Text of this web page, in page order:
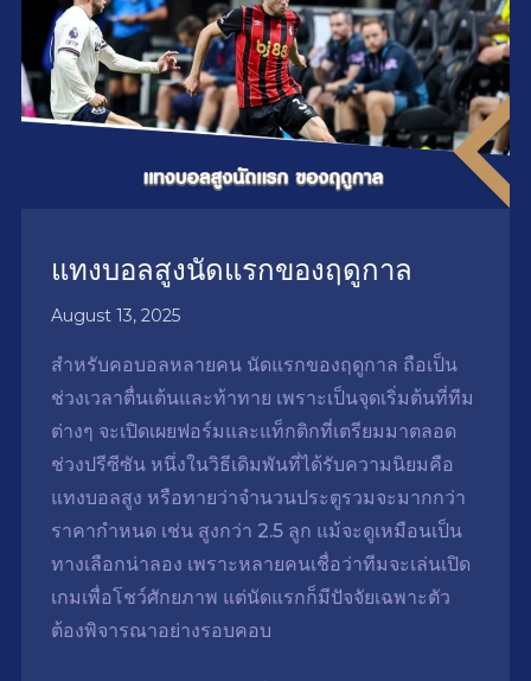
แทงบอลสูงนัดแรกของฤดูกาล
August 13, 2025
สำหรับคอบอลหลายคน นัดแรกของฤดูกาล ถือเป็น
ช่วงเวลาตื่นเต้นและท้าทาย เพราะเป็นจุดเริ่มต้นที่ทีม
ต่างๆ จะเปิดเผยฟอร์มและแท็กติกที่เตรียมมาตลอด
ช่วงปรีซีซัน หนึ่งในวิธีเดิมพันที่ได้รับความนิยมคือ
แทงบอลสูง หรือทายว่าจำนวนประตูรวมจะมากกว่า
ราคากำหนด เช่น สูงกว่า 2.5 ลูก แม้จะดูเหมือนเป็น
ทางเลือกน่าลอง เพราะหลายคนเชื่อว่าทีมจะเล่นเปิด
เกมเพื่อโชว์ศักยภาพ แต่นัดแรกก็มีปัจจัยเฉพาะตัว
ต้องพิจารณาอย่างรอบคอบ